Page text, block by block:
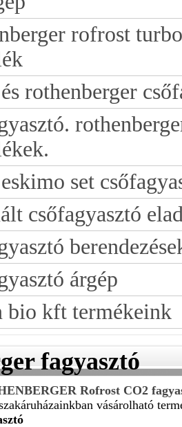
rofrost
rothenberger
set
csőfagyasztó
árgép
bio kft termékeink
fagyasztó
Rofrost CO2
vásárolható